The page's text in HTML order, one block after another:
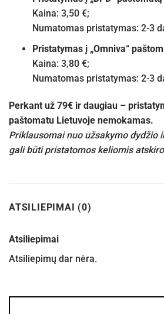
Kaina: 3,50 €;
Numatomas pristatymas: 2-3
Pristatymas į „Omniva“
Kaina: 3,80 €;
Numatomas pristatymas: 2-3
Perkant už 79€ ir daugiau –
paštomatu Lietuvoje nemokamas.
Priklausomai nuo užsakymo dydžio
gali būti pristatomos keliomis
ATSILIEPIMAI (0)
Atsiliepimai
Atsiliepimų dar nėra.